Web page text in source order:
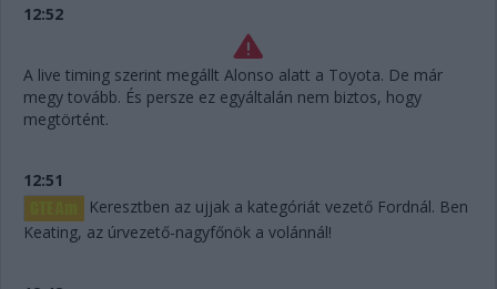
12:52
A live timing szerint megállt Alonso alatt a Toyota. De már
megy tovább. És persze ez egyáltalán nem biztos, hogy
megtörtént.
12:51
Keresztben az ujjak a kategóriát vezető Fordnál. Ben
Keating, az úrvezető-nagyfőnök a volánnál!